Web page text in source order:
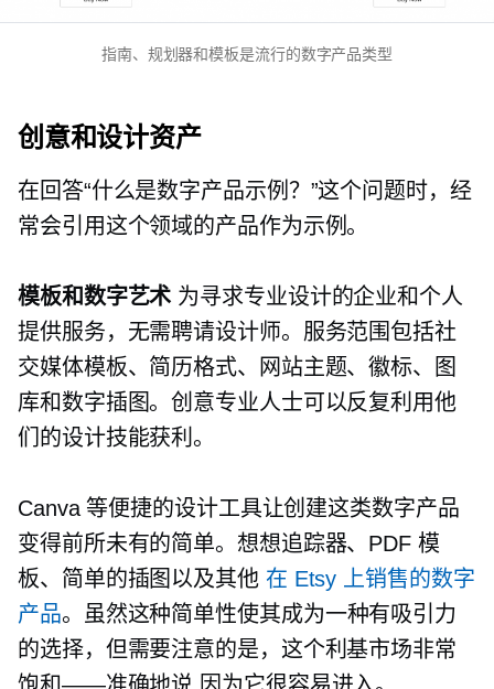
指南、规划器和模板是流行的数字产品类型
创意和设计资产
在回答“什么是数字产品示例？”这个问题时，经
常会引用这个领域的产品作为示例。
模板和数字艺术 为寻求专业设计的企业和个人
提供服务，无需聘请设计师。服务范围包括社
交媒体模板、简历格式、网站主题、徽标、图
库和数字插图。创意专业人士可以反复利用他
们的设计技能获利。
Canva 等便捷的设计工具让创建这类数字产品
变得前所未有的简单。想想追踪器、PDF 模
板、简单的插图以及其他 在 Etsy 上销售的数字
产品。虽然这种简单性使其成为一种有吸引力
的选择，但需要注意的是，这个利基市场非常
饱和——准确地说 因为它很容易进入。